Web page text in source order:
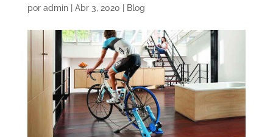
por admin| Abr 3, 2020 Blog